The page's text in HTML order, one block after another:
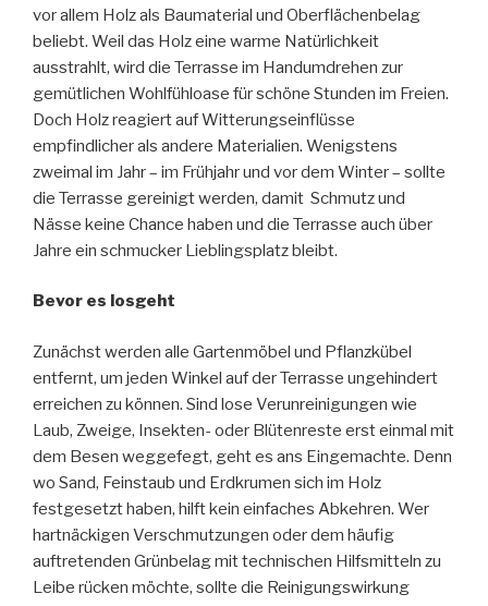
vor allem Holz als Baumaterial und Oberflächenbelag
beliebt. Weil das Holz eine warme Natürlichkeit
ausstrahlt, wird die Terrasse im Handumdrehen zur
gemütlichen Wohlfühloase für schöne Stunden im Freien.
Doch Holz reagiert auf Witterungseinflüsse
empfindlicher als andere Materialien. Wenigstens
zweimal im Jahr – im Frühjahr und vor dem Winter – sollte
die Terrasse gereinigt werden, damit Schmutz und
Nässe keine Chance haben und die Terrasse auch über
Jahre ein schmucker Lieblingsplatz bleibt.
Bevor es losgeht
Zunächst werden alle Gartenmöbel und Pflanzkübel
entfernt, um jeden Winkel auf der Terrasse ungehindert
erreichen zu können. Sind lose Verunreinigungen wie
Laub, Zweige, Insekten- oder Blütenreste erst einmal mit
dem Besen weggefegt, geht es ans Eingemachte. Denn
wo Sand, Feinstaub und Erdkrumen sich im Holz
festgesetzt haben, hilft kein einfaches Abkehren. Wer
hartnäckigen Verschmutzungen oder dem häufig
auftretenden Grünbelag mit technischen Hilfsmitteln zu
Leibe rücken möchte, sollte die Reinigungswirkung